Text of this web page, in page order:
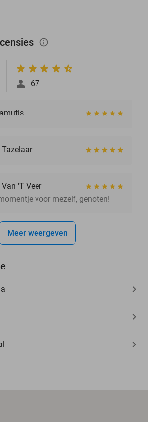
info_outlined
67
Tazelaar
'T Veer
voor mezelf, genoten!
Meer weergeven